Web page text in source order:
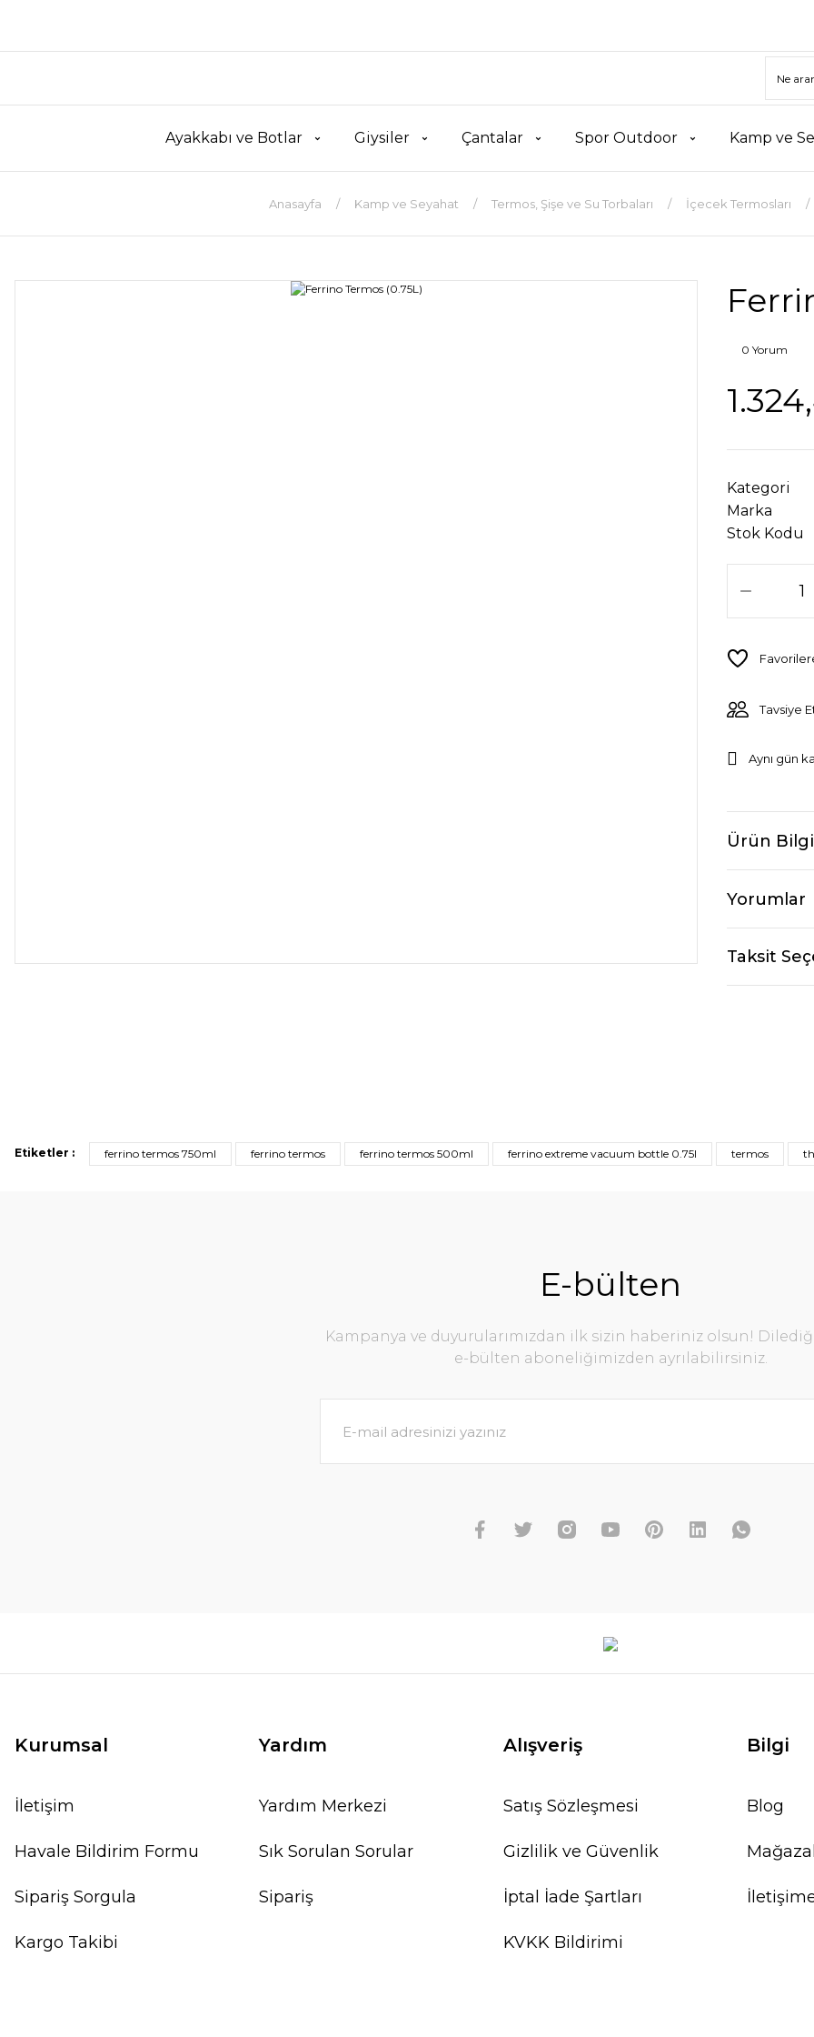
Ayakkabı ve Botlar Giysiler Çantalar Spor Outdoor Kamp ve
Anasayfa Kamp ve Seyahat Termos, Şişe ve Su Torbaları İçecek Termosları
0 Yorum
Kategori
Marka
Stok Kodu
Tavsiye
Aynı gün
Ürün
Yorumlar
Taksit
Etiketler : ferrino termos 750ml ferrino termos ferrino termos 500ml ferrino extreme vacuum bottle 0.75l termos
E-bülten
Kampanya ve duyurularımızdan ilk sizin haberiniz olsun!
e-bülten aboneliğimizden ayrılabilirsiniz.
Kurumsal
İletişim
Havale Bildirim Formu
Sipariş Sorgula
Kargo Takibi
Yardım
Yardım Merkezi
Sık Sorulan Sorular
Sipariş
Alışveriş
Satış Sözleşmesi
Gizlilik ve Güvenlik
İptal İade Şartları
KVKK Bildirimi
Bilgi
Blog